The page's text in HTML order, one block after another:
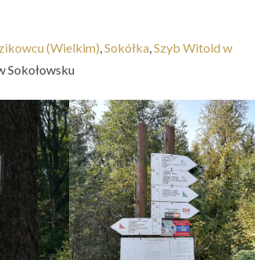
(Wielkim),Sokółka,Szyb Witold w
Sokołowsku